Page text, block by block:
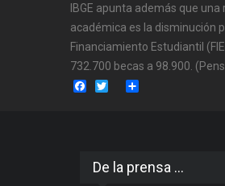
IBGE apunta además que
académica es la disminución
Financiamiento Estudiantil
732.700 becas a 98.900.
Facebook
Twitter
De la prensa ...